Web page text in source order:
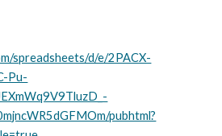
spreadsheets/d/e/2PACX-
Pu-
pubhtml?